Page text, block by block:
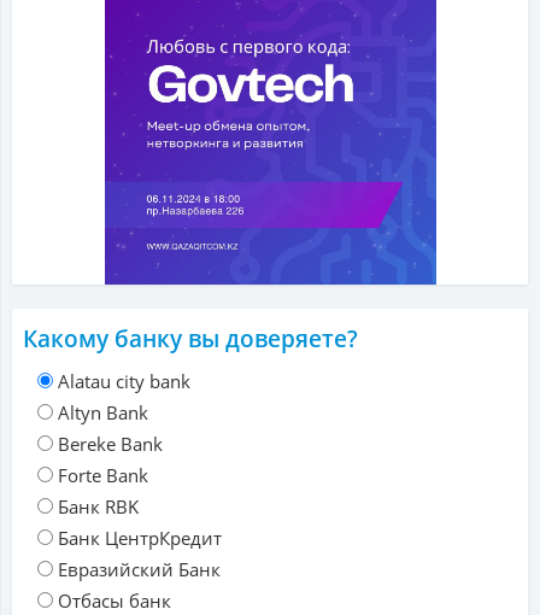
Какому банку вы доверяете?
Alatau city bank
Altyn Bank
Bereke Bank
Forte Bank
Банк RBK
Банк ЦентрКредит
Евразийский Банк
Отбасы банк